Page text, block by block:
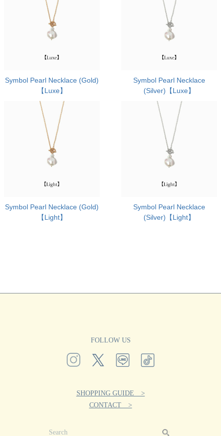
Symbol Pearl Necklace (Gold)
【Luxe】
Symbol Pearl Necklace
(Silver)【Luxe】
Symbol Pearl Necklace (Gold)
【Light】
Symbol Pearl Necklace
(Silver)【Light】
FOLLOW US
SHOPPING GUIDE >
CONTACT >